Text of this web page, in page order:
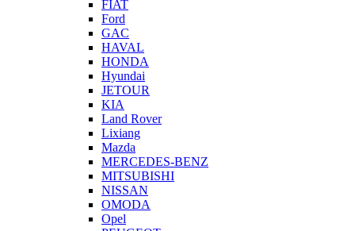
FIAT
Ford
GAC
HAVAL
HONDA
Hyundai
JETOUR
KIA
Land Rover
Lixiang
Mazda
MERCEDES-BENZ
MITSUBISHI
NISSAN
OMODA
Opel